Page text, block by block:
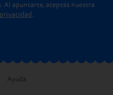
Al apuntarte, aceptas nuestra
.
Ayuda